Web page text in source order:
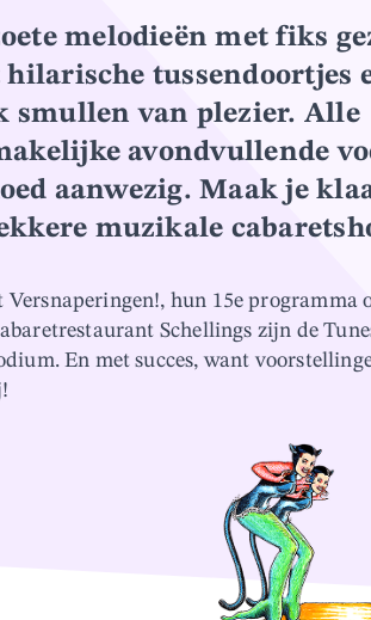
melodieën met fiks
tussendoortjes
smullen van plezier. Alle
avondvullende
aanwezig. Maak je
muzikale
hun 15e programma
Schellings zijn de
En met succes, want